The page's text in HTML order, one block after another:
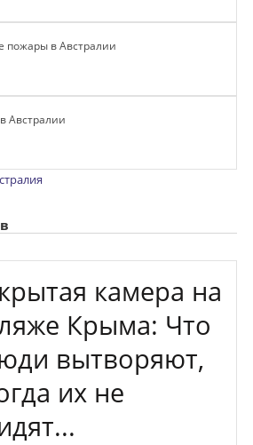
пожары в Австралии
Австралии
камера на
Крыма: Что
вытворяют,
их не